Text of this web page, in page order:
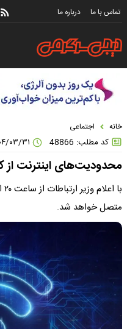
تماس با ما درباره ما
خانه اجتماعی
کد مطلب: 48866
محدودیت‌های اینترنت
متصل خواهد شد.